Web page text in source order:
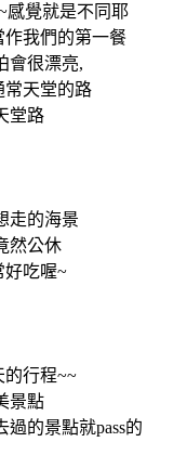
感覺就是不同耶
作我們的第一餐
會很漂亮,
常天堂的路
堂路
走的海景
然公休
好吃喔~
的行程~~
景點
的景點就pass的